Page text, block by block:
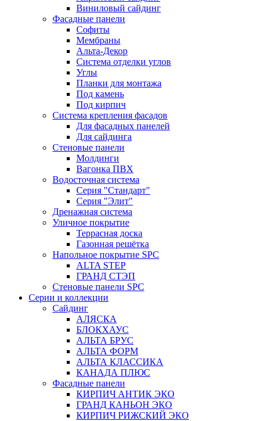
Виниловый сайдинг
Фасадные панели
Софиты
Мембраны
Альта-Декор
Система отделки углов
Углы
Планки для монтажа
Под камень
Под кирпич
Система крепления фасадов
Для фасадных панелей
Для сайдинга
Стеновые панели
Молдинги
Вагонка ПВХ
Водосточная система
Серия "Стандарт"
Серия "Элит"
Дренажная система
Уличное покрытие
Террасная доска
Газонная решётка
Напольное покрытие SPC
ALTA STEP
ГРАНД СТЭП
Стеновые панели SPC
Серии и коллекции
Сайдинг
АЛЯСКА
БЛОКХАУС
АЛЬТА БРУС
АЛЬТА ФОРМ
АЛЬТА КЛАССИКА
КАНАДА ПЛЮС
Фасадные панели
КИРПИЧ АНТИК ЭКО
ГРАНД КАНЬОН ЭКО
КИРПИЧ РИЖСКИЙ ЭКО